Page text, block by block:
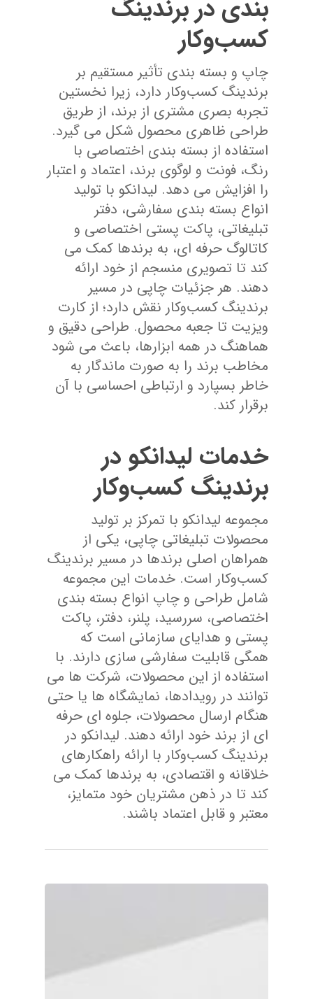
بندی در برندینگ
کسب‌وکار
چاپ و بسته بندی تأثیر مستقیم بر
برندینگ کسب‌وکار دارد، زیرا نخستین
تجربه بصری مشتری از برند، از طریق
طراحی ظاهری محصول شکل می گیرد.
استفاده از بسته بندی اختصاصی با
رنگ، فونت و لوگوی برند، اعتماد و اعتبار
را افزایش می دهد. لیدانکو با تولید
انواع بسته بندی سفارشی، دفتر
تبلیغاتی، پاکت پستی اختصاصی و
کاتالوگ حرفه ای، به برندها کمک می
کند تا تصویری منسجم از خود ارائه
دهند. هر جزئیات چاپی در مسیر
برندینگ کسب‌وکار نقش دارد؛ از کارت
ویزیت تا جعبه محصول. طراحی دقیق و
هماهنگ در همه ابزارها، باعث می شود
مخاطب برند را به صورت ماندگار به
خاطر بسپارد و ارتباطی احساسی با آن
برقرار کند.
خدمات لیدانکو در
برندینگ کسب‌وکار
مجموعه لیدانکو با تمرکز بر تولید
محصولات تبلیغاتی چاپی، یکی از
همراهان اصلی برندها در مسیر برندینگ
کسب‌وکار است. خدمات این مجموعه
شامل طراحی و چاپ انواع بسته بندی
اختصاصی، سررسید، پلنر، دفتر، پاکت
پستی و هدایای سازمانی است که
همگی قابلیت سفارشی سازی دارند. با
استفاده از این محصولات، شرکت ها می
توانند در رویدادها، نمایشگاه ها یا حتی
هنگام ارسال محصولات، جلوه ای حرفه
ای از برند خود ارائه دهند. لیدانکو در
برندینگ کسب‌وکار با ارائه راهکارهای
خلاقانه و اقتصادی، به برندها کمک می
کند تا در ذهن مشتریان خود متمایز،
معتبر و قابل اعتماد باشند.